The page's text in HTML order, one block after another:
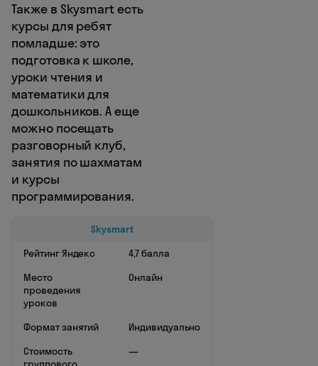
Также в Skysmart есть
курсы для ребят
помладше: это
подготовка к школе,
уроки чтения и
математики для
дошкольников. А еще
можно посещать
разговорный клуб,
занятия по шахматам
и курсы
программирования.
Skysmart
Рейтинг Яндекс
4,7 балла
Место
проведения
уроков
Онлайн
Формат занятий
Индивидуально
Стоимость
—